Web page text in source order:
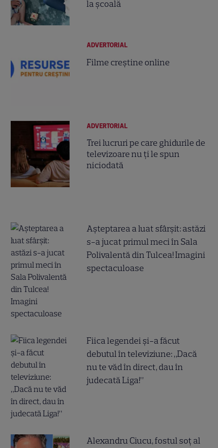
la școală
ADVERTORIAL
Filme creștine online
ADVERTORIAL
Trei lucruri pe care ghidurile de
televizoare nu ți le spun
niciodată
Așteptarea a luat sfârșit: astăzi
s-a jucat primul meci în Sala
Polivalentă din Tulcea! Imagini
spectaculoase
Fiica legendei și-a făcut
debutul în televiziune: „Dacă
nu te văd în direct, dau în
judecată Liga!”
Alexandru Ciucu, fostul soț al